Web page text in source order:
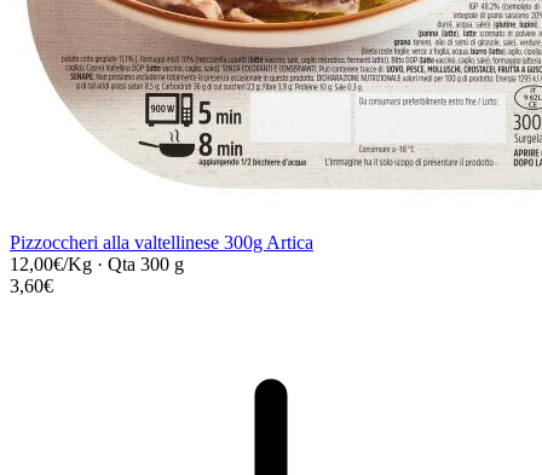
Pizzoccheri alla valtellinese 300g Artica
12,00€/Kg · Qta 300 g
3,60€